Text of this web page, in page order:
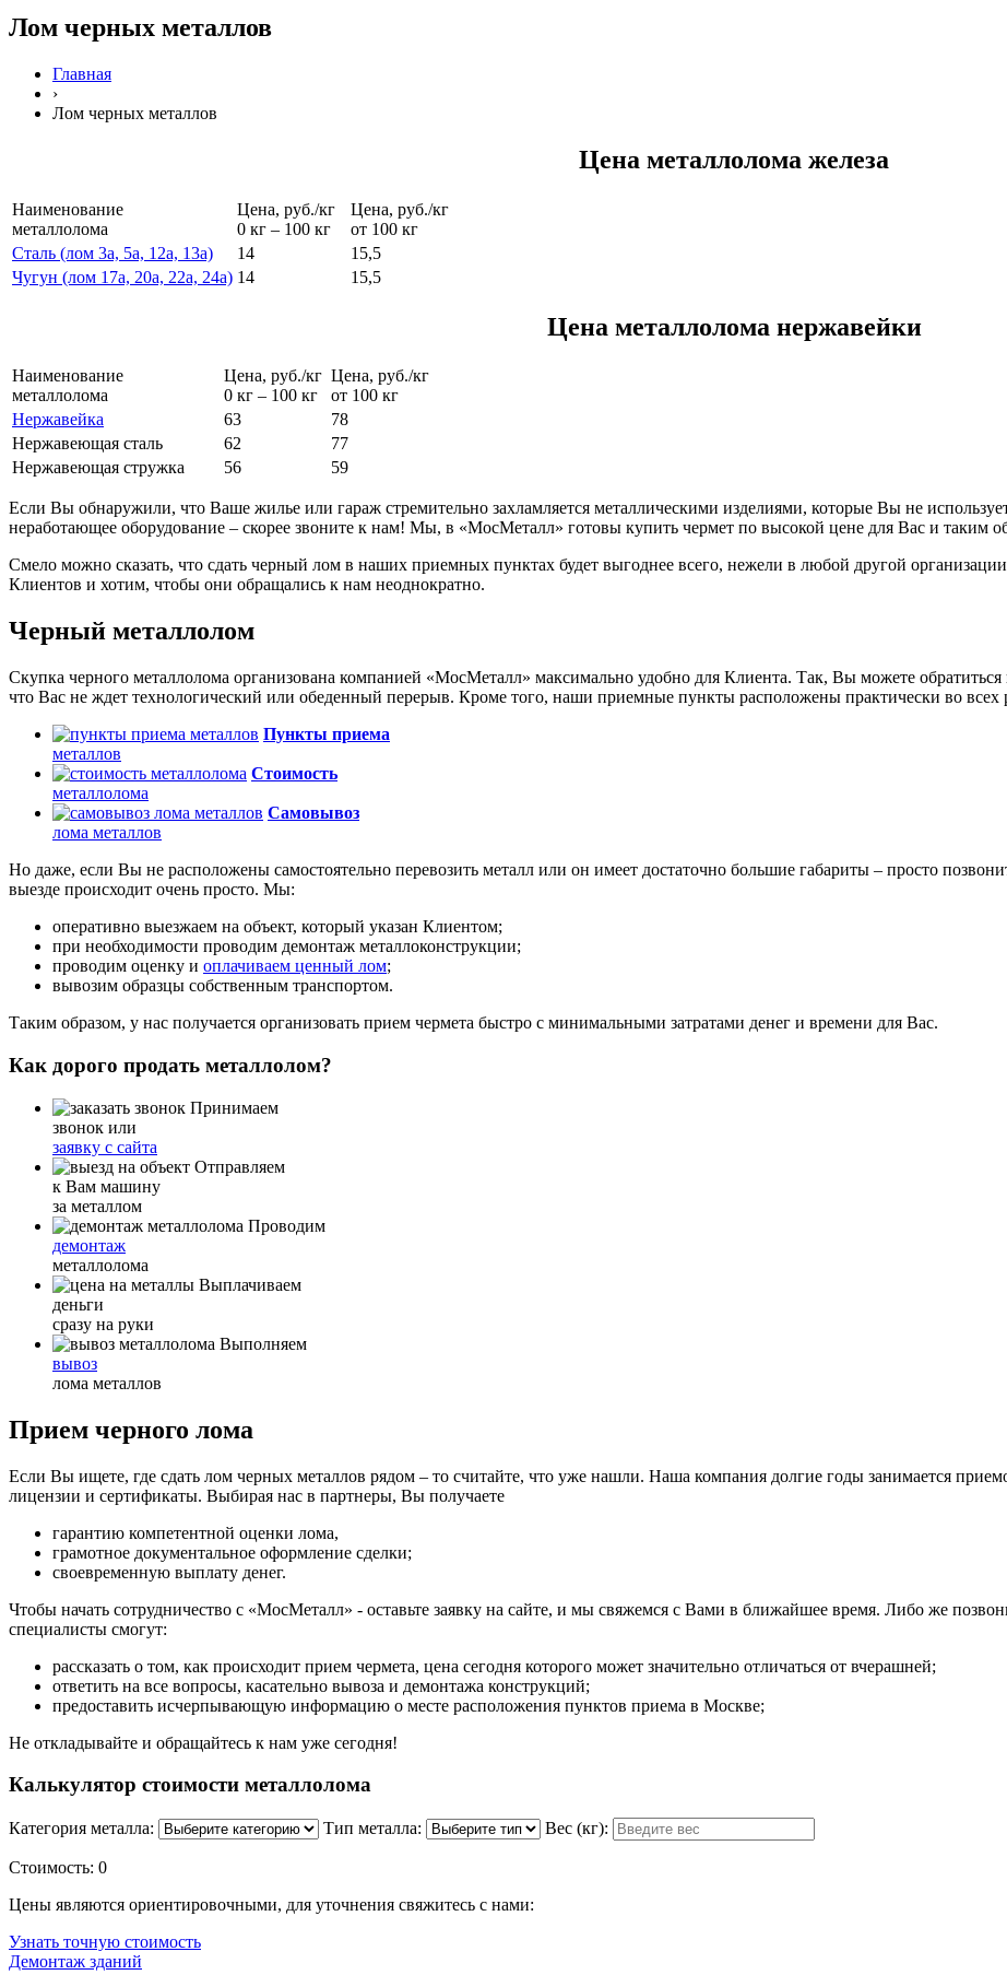
Лом черных металлов
Главная
›
Лом черных металлов
Цена металлолома железа
Наименование
металлолома
Цена, руб./кг
0 кг – 100 кг
Цена, руб./кг
от 100 кг
Сталь (лом 3а, 5а, 12а, 13а)
14
15,5
Чугун (лом 17а, 20а, 22а, 24а) 14 15,5
Цена металлолома нержавейки
Наименование
металлолома
Цена, руб./кг
0 кг – 100 кг
Цена, руб./кг
от 100 кг
Нержавейка
63
78
Нержавеющая сталь
62
77
Нержавеющая стружка
56 59
Если Вы обнаружили, что Ваше жилье или гараж стремительно захламляется металлическими изделиями, которые Вы не
неработающее оборудование – скорее звоните к нам! Мы, в «МосМеталл» готовы купить чермет по высокой цене для Вас и таким
Смело можно сказать, что сдать черный лом в наших приемных пунктах будет выгоднее всего, нежели в любой другой
Клиентов и хотим, чтобы они обращались к нам неоднократно.
Черный металлолом
Скупка черного металлолома организована компанией «МосМеталл» максимально удобно для Клиента. Так, Вы можете
что Вас не ждет технологический или обеденный перерыв. Кроме того, наши приемные пункты расположены практически во всех
Пункты приема
металлов
Стоимость
металлолома
Самовывоз
лома металлов
Но даже, если Вы не расположены самостоятельно перевозить металл или он имеет достаточно большие габариты – просто
выезде происходит очень просто. Мы:
оперативно выезжаем на объект, который указан Клиентом;
при необходимости проводим демонтаж металлоконструкции;
проводим оценку и оплачиваем ценный лом;
вывозим образцы собственным транспортом.
Таким образом, у нас получается организовать прием чермета быстро с минимальными затратами денег и времени для Вас.
Как дорого продать металлолом?
Принимаем
звонок или
заявку с сайта
Отправляем
к Вам машину
за металлом
Проводим
демонтаж
металлолома
Выплачиваем
деньги
сразу на руки
Выполняем
вывоз
лома металлов
Прием черного лома
Если Вы ищете, где сдать лом черных металлов рядом – то считайте, что уже нашли. Наша компания долгие годы занимается
лицензии и сертификаты. Выбирая нас в партнеры, Вы получаете
гарантию компетентной оценки лома,
грамотное документальное оформление сделки;
своевременную выплату денег.
Чтобы начать сотрудничество с «МосМеталл» - оставьте заявку на сайте, и мы свяжемся с Вами в ближайшее время. Либо же
специалисты смогут:
рассказать о том, как происходит прием чермета, цена сегодня которого может значительно отличаться от вчерашней;
ответить на все вопросы, касательно вывоза и демонтажа конструкций;
предоставить исчерпывающую информацию о месте расположения пунктов приема в Москве;
Не откладывайте и обращайтесь к нам уже сегодня!
Калькулятор стоимости металлолома
Категория металла: Тип металла: Вес (кг):
Стоимость: 0
Цены являются ориентировочными, для уточнения свяжитесь с нами:
Узнать точную стоимость
Демонтаж зданий